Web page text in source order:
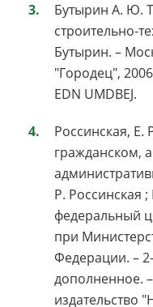
Бутырин А. Ю.
строительно-
Бутырин. –
"Городец",
EDN UMDBEJ.
Россинская, Е.
гражданском,
Р. Россинская
федеральный
при
Федерации. –
дополненное.
издательство